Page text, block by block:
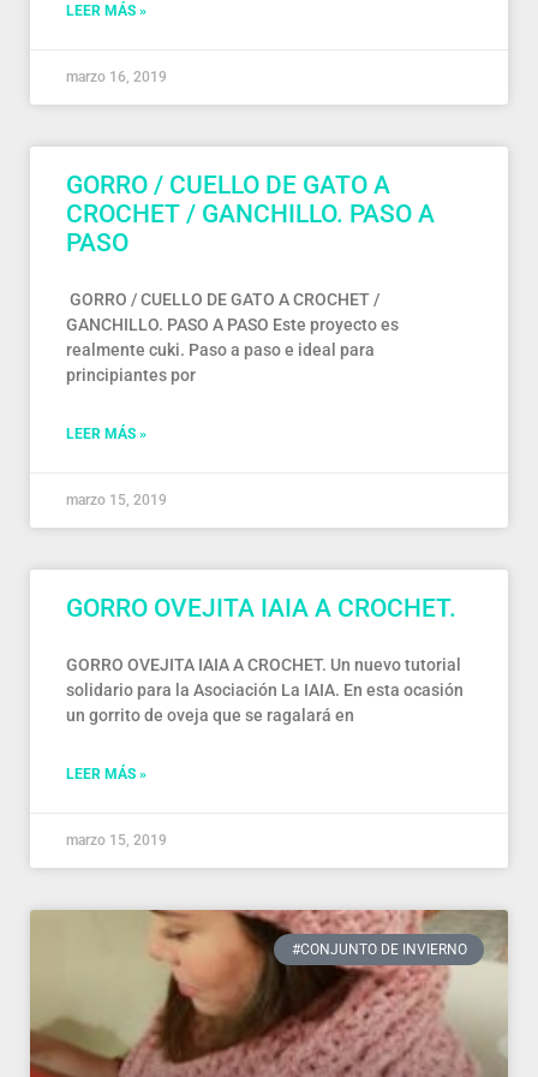
LEER MÁS »
marzo 16, 2019
GORRO / CUELLO DE GATO A
CROCHET / GANCHILLO. PASO A
PASO
GORRO / CUELLO DE GATO A CROCHET /
GANCHILLO. PASO A PASO Este proyecto es
realmente cuki. Paso a paso e ideal para
principiantes por
LEER MÁS »
marzo 15, 2019
GORRO OVEJITA IAIA A CROCHET.
GORRO OVEJITA IAIA A CROCHET. Un nuevo tutorial
solidario para la Asociación La IAIA. En esta ocasión
un gorrito de oveja que se ragalará en
LEER MÁS »
marzo 15, 2019
#CONJUNTO DE INVIERNO